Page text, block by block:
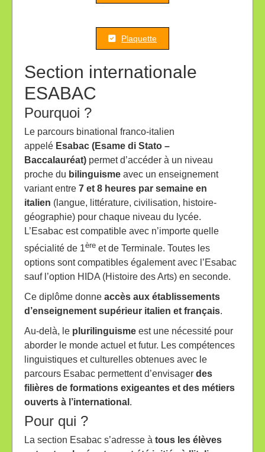
Plaquette
Section internationale
ESABAC
Pourquoi ?
Le parcours binational franco-italien
appelé Esabac (Esame di Stato –
Baccalauréat) permet d’accéder à un niveau
proche du bilinguisme avec un enseignement
variant entre 7 et 8 heures par semaine en
italien (langue, littérature, civilisation, histoire-
géographie) pour chaque niveau du lycée.
L’Esabac est compatible avec n’importe quelle
spécialité de 1ère et de Terminale. Toutes les
options sont compatibles également avec l’Esabac
sauf l’option HIDA (Histoire des Arts) en seconde.
Ce diplôme donne accès aux établissements
d’enseignement supérieur italien et français.
Au-delà, le plurilinguisme est une nécessité pour
aborder le monde actuel et futur. Les compétences
linguistiques et culturelles obtenues avec le
parcours Esabac permettent d’envisager des
filières de formations exigeantes et des métiers
ouverts à l’international .
Pour qui ?
La section Esabac s’adresse à tous les élèves